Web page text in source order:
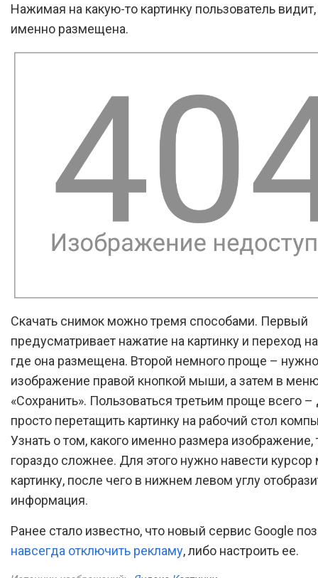
Нажимая на какую-то картинку пользователь
именно размещена.
Скачать снимок можно тремя способами. Первый
предусматривает нажатие на картинку и переход на
где она размещена. Второй немного проще –
изображение правой кнопкой мыши, а затем в
«Сохранить». Пользоваться третьим проще всего –
просто перетащить картинку на рабочий стол
Узнать о том, какого именно размера изображение,
гораздо сложнее. Для этого нужно навести
картинку, после чего в нижнем левом углу
информация.
Ранее стало известно, что новый сервис Google
навсегда отключить рекламу, либо настроить ее.